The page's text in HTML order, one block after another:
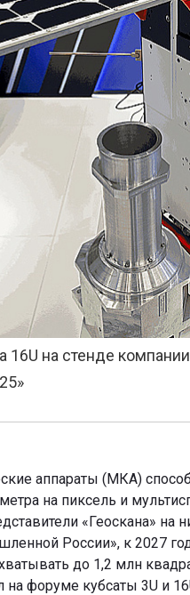
16U на стенде
аппараты (МКА)
на пиксель и
«Геоскана»
России», к 2027
до 1,2 млн
на форуме кубсаты 3U и